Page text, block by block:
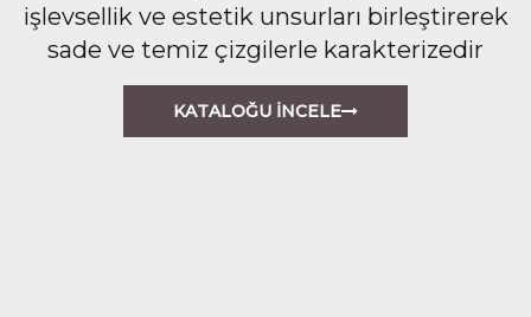
işlevsellik ve estetik unsurları birleştirerek
sade ve temiz çizgilerle karakterizedir
KATALOĞU İNCELE